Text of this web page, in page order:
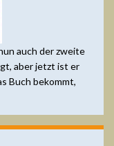
auch der zweite
aber jetzt ist er
Buch bekommt,